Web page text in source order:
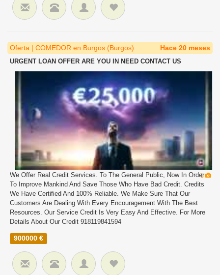
Oferta | COMEDOR en Burgos (Burgos) Hace 20 meses
URGENT LOAN OFFER ARE YOU IN NEED CONTACT US
1
We Offer Real Credit Services. To The General Public, Now In Order
To Improve Mankind And Save Those Who Have Bad Credit. Credits
We Have Certified And 100% Reliable. We Make Sure That Our
Customers Are Dealing With Every Encouragement With The Best
Resources. Our Service Credit Is Very Easy And Effective. For More
Details About Our Credit 918119841594
900000 €